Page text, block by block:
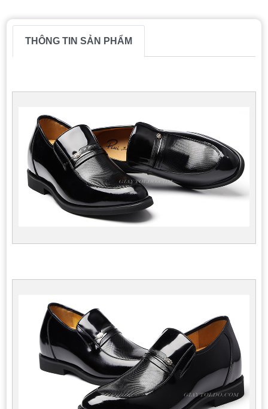
THÔNG TIN SẢN PHẨM